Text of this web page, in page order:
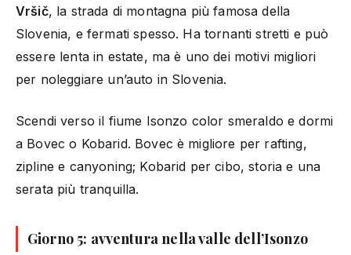
Vršič, la strada di montagna più famosa della
Slovenia, e fermati spesso. Ha tornanti stretti e può
essere lenta in estate, ma è uno dei motivi migliori
per noleggiare un’auto in Slovenia.
Scendi verso il fiume Isonzo color smeraldo e dormi
a Bovec o Kobarid. Bovec è migliore per rafting,
zipline e canyoning; Kobarid per cibo, storia e una
serata più tranquilla.
Giorno 5: avventura nella valle dell’Isonzo